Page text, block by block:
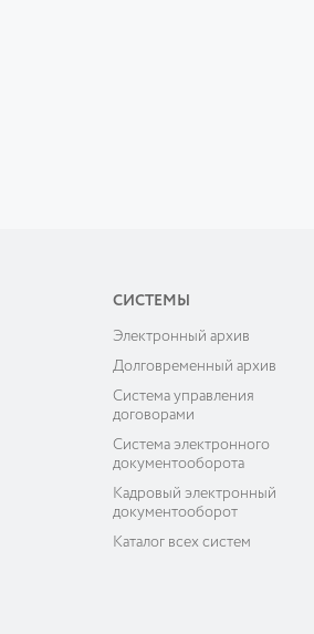
СИСТЕМЫ
Электронный архив
Долговременный архив
Система управления
договорами
Система электронного
документооборота
Кадровый электронный
документооборот
Каталог всех систем